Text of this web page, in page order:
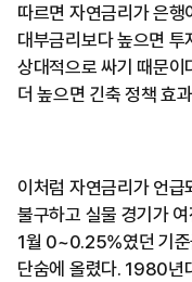
따르면 자연금리가 은행
대부금리보다 높으면 투
상대적으로 싸기 때문
더 높으면 긴축 정책 효
이처럼 자연금리가 언
불구하고 실물 경기가
1월 0~0.25%였던 기
단숨에 올렸다. 1980년